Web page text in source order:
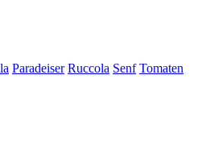
Paradeiser Ruccola Senf Tomaten